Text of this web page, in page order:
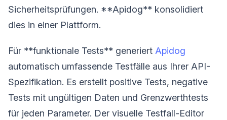
Sicherheitsprüfungen. **Apidog** konsolidiert
dies in einer Plattform.
Für **funktionale Tests** generiert Apidog
automatisch umfassende Testfälle aus Ihrer API-
Spezifikation. Es erstellt positive Tests, negative
Tests mit ungültigen Daten und Grenzwerthtests
für jeden Parameter. Der visuelle Testfall-Editor